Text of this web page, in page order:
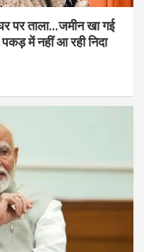
पर ताला…जमीन खा गई
में नहीं आ रही निदा